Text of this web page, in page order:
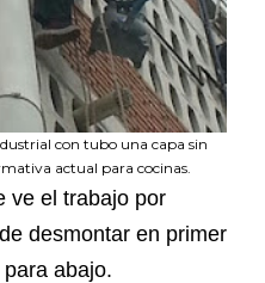
con tubo una capa sin
actual para cocinas.
ve el trabajo por
desmontar en primer
abajo.